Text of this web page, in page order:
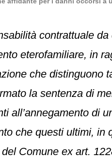
contrattuale
eterofamiliare, in
che distinguono
la sentenza di
all’annegamento di
che questi ultimi,
Comune ex art.